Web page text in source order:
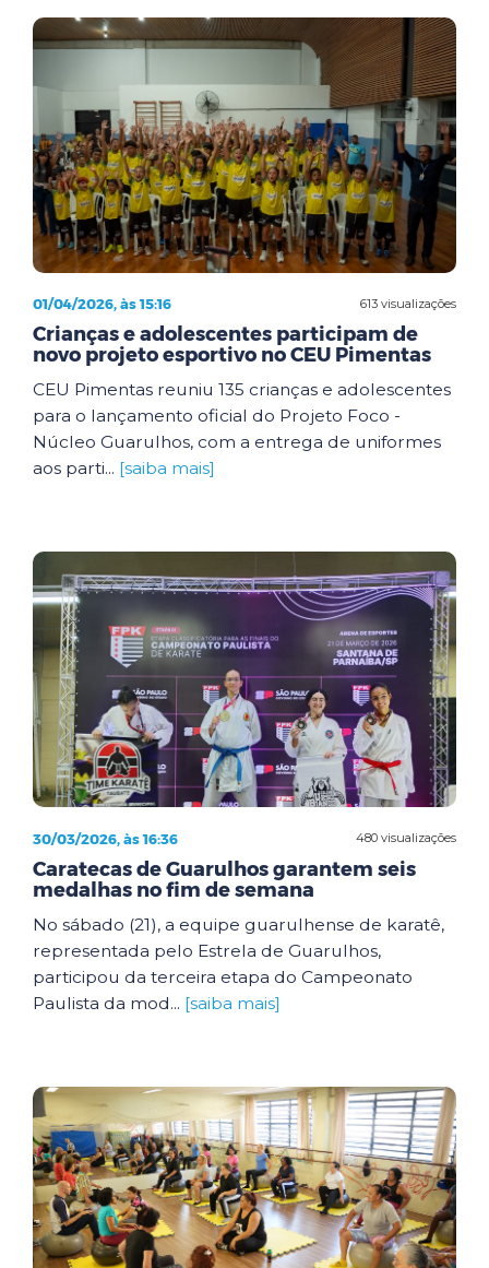
613 visualizações
01/04/2026, às 15:16
Crianças e adolescentes participam de
novo projeto esportivo no CEU Pimentas
CEU Pimentas reuniu 135 crianças e adolescentes
para o lançamento oficial do Projeto Foco -
Núcleo Guarulhos, com a entrega de uniformes
aos parti... [saiba mais]
480 visualizações
30/03/2026, às 16:36
Caratecas de Guarulhos garantem seis
medalhas no fim de semana
No sábado (21), a equipe guarulhense de karatê,
representada pelo Estrela de Guarulhos,
participou da terceira etapa do Campeonato
Paulista da mod... [saiba mais]